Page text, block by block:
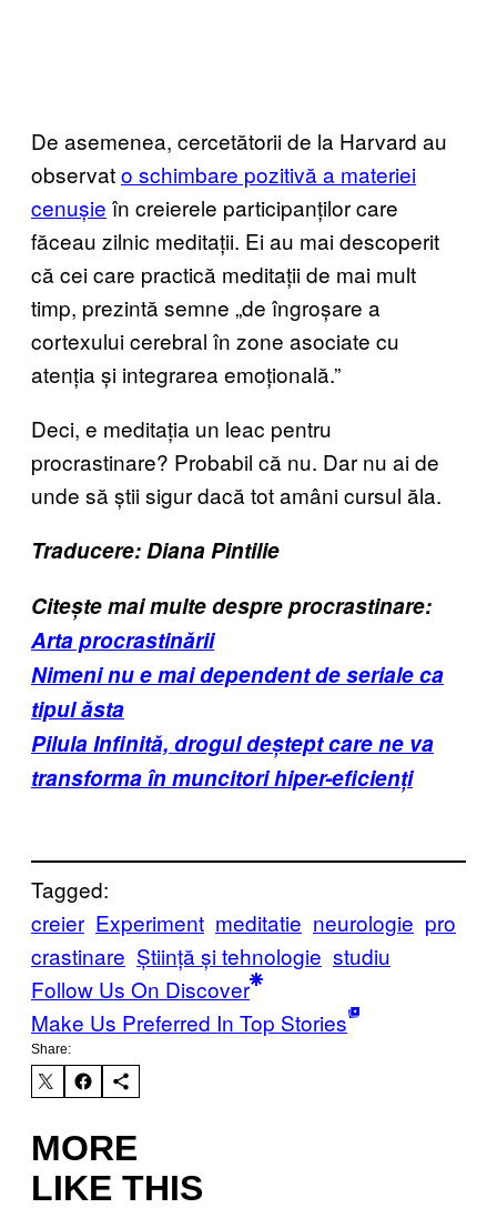
De asemenea, cercetătorii de la Harvard au
observato schimbare pozitivă a materiei
cenușie în creierele participanților care
făceau zilnic meditații. Ei au mai descoperit
că cei care practică meditații de mai mult
timp, prezintă semne „de îngroșare a
cortexului cerebral în zone asociate cu
atenția și integrarea emoțională.”
Deci, e meditația un leac pentru
procrastinare? Probabil că nu. Dar nu ai de
unde să știi sigur dacă tot amâni cursul ăla.
Traducere: Diana Pintilie
Citește mai multe despre procrastinare:
Arta procrastinării
Nimeni nu e mai dependent de seriale ca
tipul ăsta
Pilula Infinită, drogul deștept care ne va
transforma în muncitori hiper-eficienți
Tagged:
creier Experiment meditatie neurologie pro
crastinare Știință și tehnologie studiu
Follow Us On Discover
Make Us Preferred In Top Stories
Share:
MORE
LIKE THIS